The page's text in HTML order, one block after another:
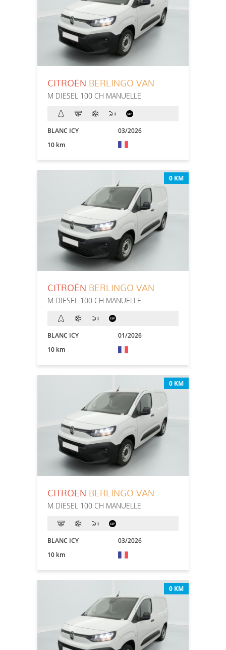
CITROËN BERLINGO VAN
M DIESEL 100 CH MANUELLE
BLANC ICY
03/2026
10 km
0 KM
CITROËN BERLINGO VAN
M DIESEL 100 CH MANUELLE
BLANC ICY
01/2026
10 km
0 KM
CITROËN BERLINGO VAN
M DIESEL 100 CH MANUELLE
BLANC ICY
03/2026
10 km
0 KM